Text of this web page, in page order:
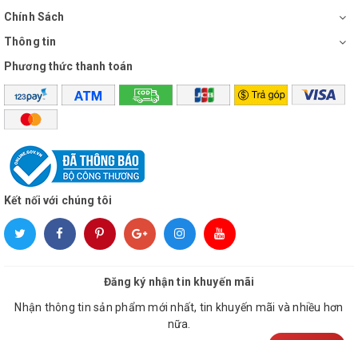
Chính Sách
Thông tin
Phương thức thanh toán
Kết nối với chúng tôi
Đăng ký nhận tin khuyến mãi
Nhận thông tin sản phẩm mới nhất, tin khuyến mãi và nhiều hơn
nữa.